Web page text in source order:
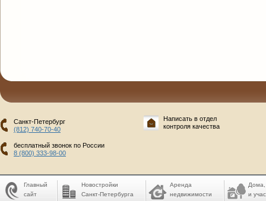
Санкт-Петербург
(812) 740-70-40
бесплатный звонок по России
8 (800) 333-98-00
Написать в отдел
контроля качества
Главный
сайт
Новостройки
Санкт-Петербурга
Аренда
недвижимости
Дома,
и